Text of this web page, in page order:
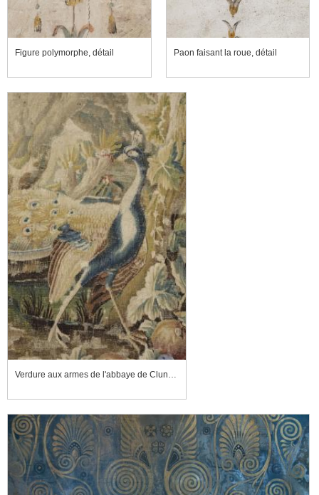
Figure polymorphe, détail Paon faisant la roue, détail
Verdure aux armes de l'abbaye de Cluny, détail